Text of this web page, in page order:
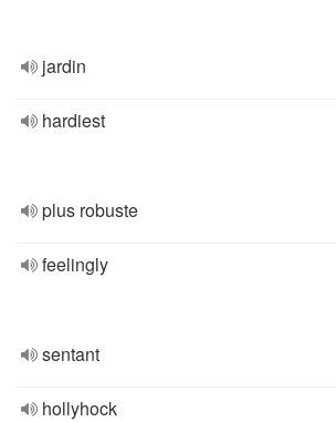
jardin
hardiest
plus robuste
feelingly
sentant
hollyhock